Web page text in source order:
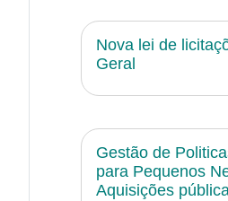
Nova lei de
Geral
Gestão de
para Pequenos
Aquisições